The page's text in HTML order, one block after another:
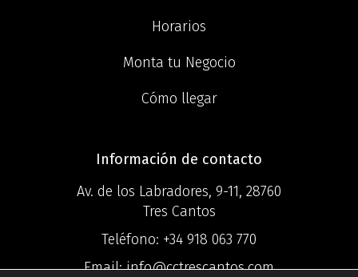
Horarios
Monta tu Negocio
Cómo llegar
Información de contacto
Av. de los Labradores, 9-11, 28760
Tres Cantos
Teléfono: +34 918 063 770
Email:info@cctrescantos.com